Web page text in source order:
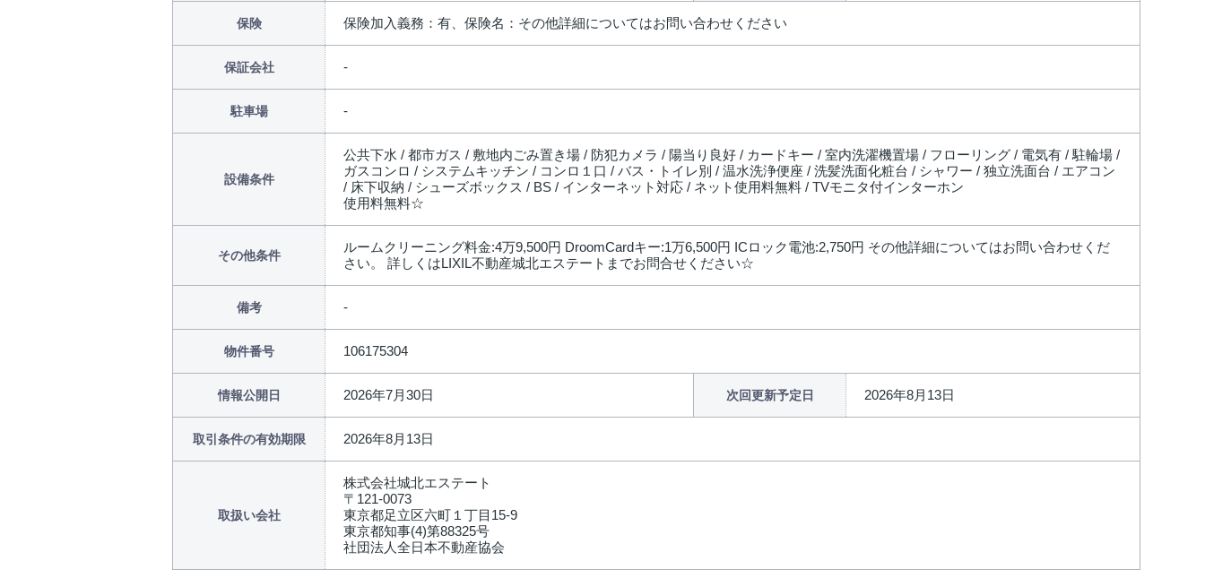
保険 保険加入義務：有、保険名：その他詳細についてはお問い合わせください
保証会社
駐車場
設備条件
公共下水 / 都市ガス / 敷地内ごみ置き場 / 防犯カメラ / 陽当り良好 / カードキー / 室内洗濯機置場 / フローリング / 電気有 / 駐輪場 /
ガスコンロ / システムキッチン / コンロ１口 / バス・トイレ別 / 温水洗浄便座 / 洗髪洗面化粧台 / シャワー / 独立洗面台 / エアコン
/ 床下収納 / シューズボックス / BS / インターネット対応 / ネット使用料無料 / TVモニタ付インターホン
使用料無料☆
その他条件
ルームクリーニング料金:4万9,500円 DroomCardキー:1万6,500円 ICロック電池:2,750円 その他詳細についてはお問い合わせくだ
さい。 詳しくはLIXIL不動産城北エステートまでお問合せください☆
備考
物件番号 106175304
情報公開日 2026年7月30日 次回更新予定日 2026年8月13日
取引条件の有効期限 2026年8月13日
取扱い会社
株式会社城北エステート
〒121-0073
東京都足立区六町１丁目15-9
東京都知事(4)第88325号
社団法人全日本不動産協会